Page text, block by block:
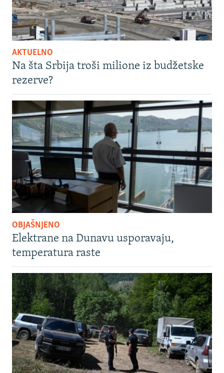
AKTUELNO
Na šta Srbija troši milione iz budžetske
rezerve?
OBJAŠNJENO
Elektrane na Dunavu usporavaju,
temperatura raste